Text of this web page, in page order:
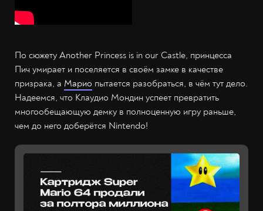
По сюжету Another Princess is in our Castle, принцесса
Пич умирает и поселяется в своём замке в качестве
призрака, а Марио пытается разобраться, в чём тут дело.
Надеемся, что Клаудио Мондин успеет превратить
многообещающую демку в полноценную игру раньше,
чем до него доберётся Nintendo!